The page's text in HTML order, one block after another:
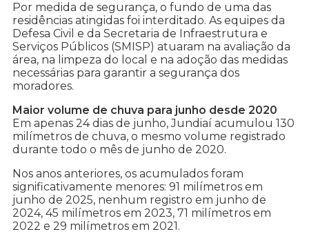
Por medida de segurança, o fundo de uma das
residências atingidas foi interditado. As equipes da
Defesa Civil e da Secretaria de Infraestrutura e
Serviços Públicos (SMISP) atuaram na avaliação da
área, na limpeza do local e na adoção das medidas
necessárias para garantir a segurança dos
moradores.
Maior volume de chuva para junho desde 2020
Em apenas 24 dias de junho, Jundiaí acumulou 130
milímetros de chuva, o mesmo volume registrado
durante todo o mês de junho de 2020.
Nos anos anteriores, os acumulados foram
significativamente menores: 91 milímetros em
junho de 2025, nenhum registro em junho de
2024, 45 milímetros em 2023, 71 milímetros em
2022 e 29 milímetros em 2021.